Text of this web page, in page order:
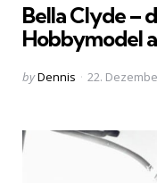
Bella Clyde –
Hobbymodel
Posted
byDennis 22.